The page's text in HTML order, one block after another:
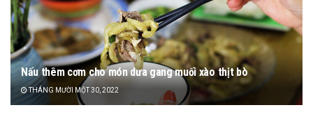
Nấu thêm cơm cho món dưa gang muối xào thịt bò
THÁNG MƯỜI MỘT 30, 2022